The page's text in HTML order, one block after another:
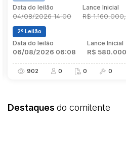
do leilão
06/2026 14:00
Lance Inicial
R$ 3.800.000,00
2º Leilão
do leilão
06/2026 14:00
Lance Inicial
R$ 1.900.000,00
2007
Destaques do comitente